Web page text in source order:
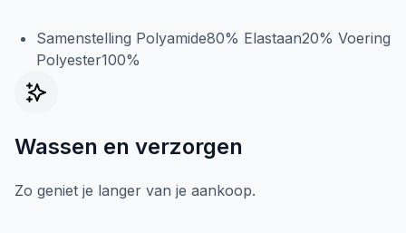
Samenstelling Polyamide80% Elastaan20% Voering
Polyester100%
Wassen en verzorgen
Zo geniet je langer van je aankoop.